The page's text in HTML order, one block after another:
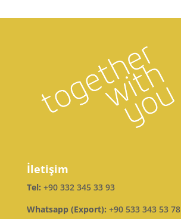
İletişim
Tel: +90 332 345 33 93
Whatsapp (Export): +90 533 343 53 78